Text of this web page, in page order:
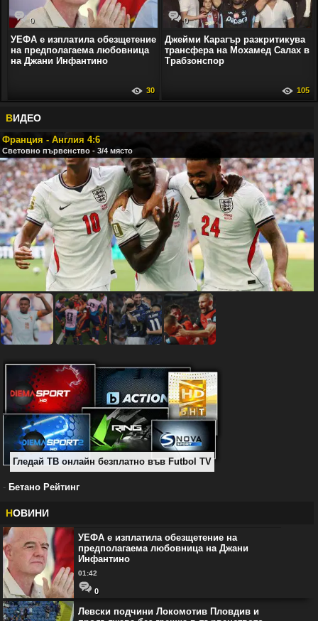
0
УЕФА е изплатила обезщетение
на предполагаема любовница
на Джани Инфантино
30
0
Джейми Карагър разкритикува
трансфера на Мохамед Салах в
Трабзонспор
105
ВИДЕО
Франция - Англия 4:6
Световно първенство - 3/4 място
Гледай ТВ онлайн безплатно във Futbol TV
- Бетано Рейтинг
НОВИНИ
УЕФА е изплатила обезщетение на
предполагаема любовница на Джани
Инфантино
01:42
0
Левски подчини Локомотив Пловдив и